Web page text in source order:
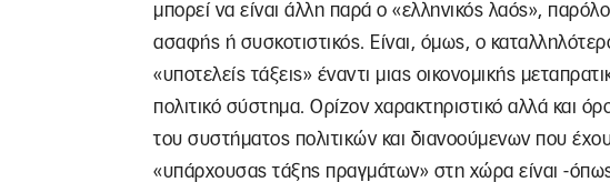
μπορεί να είναι άλλη παρά ο «ελληνικός λαός»,
ασαφής ή συσκοτιστικός. Είναι, όμως, ο
«υποτελείς τάξεις» έναντι μιας οικονομικής
πολιτικό σύστημα. Ορίζον χαρακτηριστικό αλλά και
του συστήματος πολιτικών και διανοούμενων που
«υπάρχουσας τάξης πραγμάτων» στη χώρα είναι -